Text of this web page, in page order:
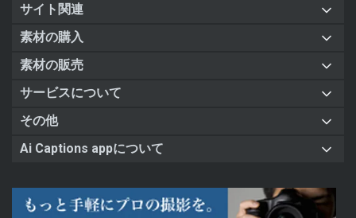
サイト関連
素材の購入
素材の販売
サービスについて
その他
Ai Captions appについて